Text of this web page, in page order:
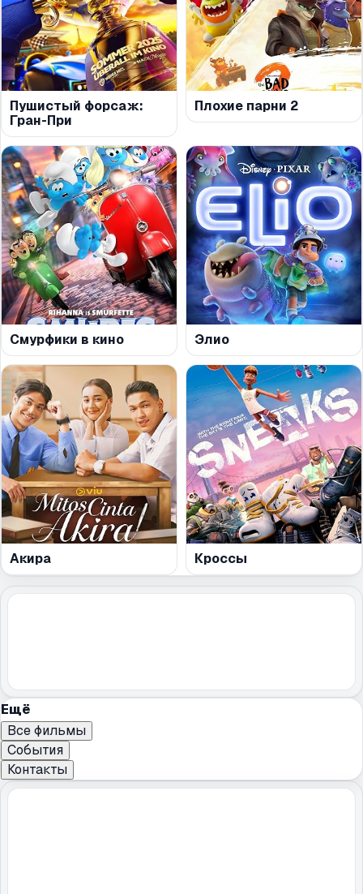
Пушистый форсаж:
Гран-При
Плохие парни 2
Смурфики в кино Элио
Акира Кроссы
Ещё
Все фильмы
События
Контакты